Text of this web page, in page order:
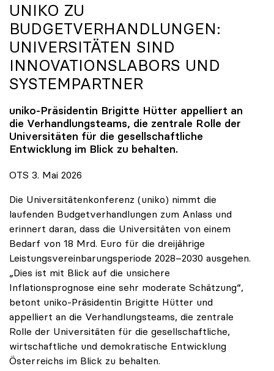
UNIKO ZU
BUDGETVERHANDLUNGEN:
UNIVERSITÄTEN SIND
INNOVATIONSLABORS UND
SYSTEMPARTNER
uniko-Präsidentin Brigitte Hütter appelliert an
die Verhandlungsteams, die zentrale Rolle der
Universitäten für die gesellschaftliche
Entwicklung im Blick zu behalten.
OTS 3. Mai 2026
Die Universitätenkonferenz (uniko) nimmt die
laufenden Budgetverhandlungen zum Anlass und
erinnert daran, dass die Universitäten von einem
Bedarf von 18 Mrd. Euro für die dreijährige
Leistungsvereinbarungsperiode 2028–2030 ausgehen.
„Dies ist mit Blick auf die unsichere
Inflationsprognose eine sehr moderate Schätzung“,
betont uniko-Präsidentin Brigitte Hütter und
appelliert an die Verhandlungsteams, die zentrale
Rolle der Universitäten für die gesellschaftliche,
wirtschaftliche und demokratische Entwicklung
Österreichs im Blick zu behalten.